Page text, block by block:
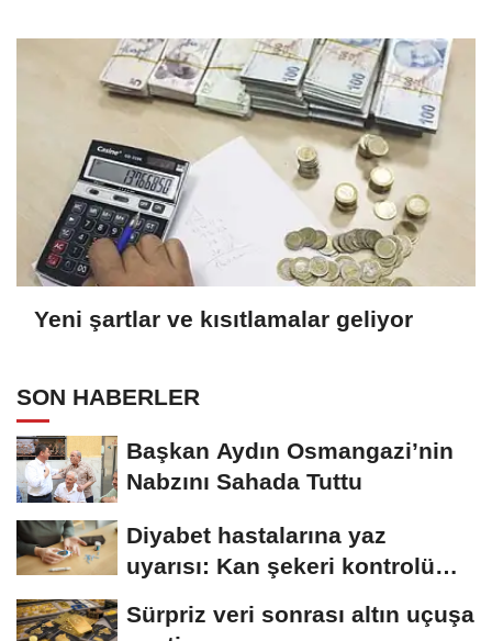
Yeni şartlar ve kısıtlamalar geliyor
SON HABERLER
Başkan Aydın Osmangazi’nin
Nabzını Sahada Tuttu
Diyabet hastalarına yaz
uyarısı: Kan şekeri kontrolü
Sürpriz veri sonrası altın uçuşa